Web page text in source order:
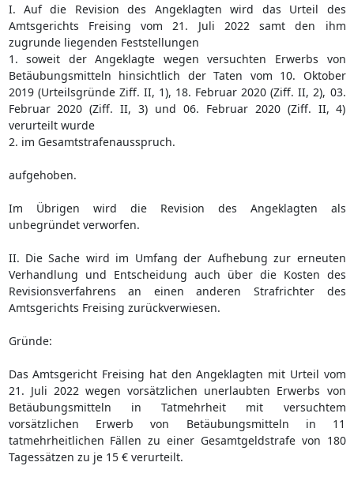
I. Auf die Revision des Angeklagten wird das Urteil des
Amtsgerichts Freising vom 21. Juli 2022 samt den ihm
zugrunde liegenden Feststellungen
1. soweit der Angeklagte wegen versuchten Erwerbs von
Betäubungsmitteln hinsichtlich der Taten vom 10. Oktober
2019 (Urteilsgründe Ziff. II, 1), 18. Februar 2020 (Ziff. II, 2), 03.
Februar 2020 (Ziff. II, 3) und 06. Februar 2020 (Ziff. II, 4)
verurteilt wurde
2. im Gesamtstrafenausspruch.
aufgehoben.
Im Übrigen wird die Revision des Angeklagten als
unbegründet verworfen.
II. Die Sache wird im Umfang der Aufhebung zur erneuten
Verhandlung und Entscheidung auch über die Kosten des
Revisionsverfahrens an einen anderen Strafrichter des
Amtsgerichts Freising zurückverwiesen.
Gründe:
Das Amtsgericht Freising hat den Angeklagten mit Urteil vom
21. Juli 2022 wegen vorsätzlichen unerlaubten Erwerbs von
Betäubungsmitteln in Tatmehrheit mit versuchtem
vorsätzlichen Erwerb von Betäubungsmitteln in 11
tatmehrheitlichen Fällen zu einer Gesamtgeldstrafe von 180
Tagessätzen zu je 15 € verurteilt.